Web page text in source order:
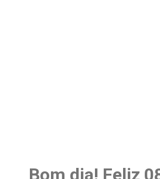
Bom dia! Feliz